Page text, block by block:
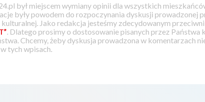
był miejscem wymiany opinii dla wszystkich
były powodem do rozpoczynania dyskusji prowadzonej
Jako redakcja jesteśmy zdecydowanym
. Dlatego prosimy o dostosowanie pisanych przez
Chcemy, żeby dyskusja prowadzona w komentarzach
tych wpisach.